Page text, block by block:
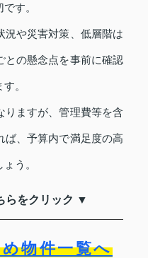
す。
況や災害対策、低層階は
との懸念点を事前に確認
。
りますが、管理費等を含
ば、予算内で満足度の高
う。
らをクリック ▼
物件一覧へ